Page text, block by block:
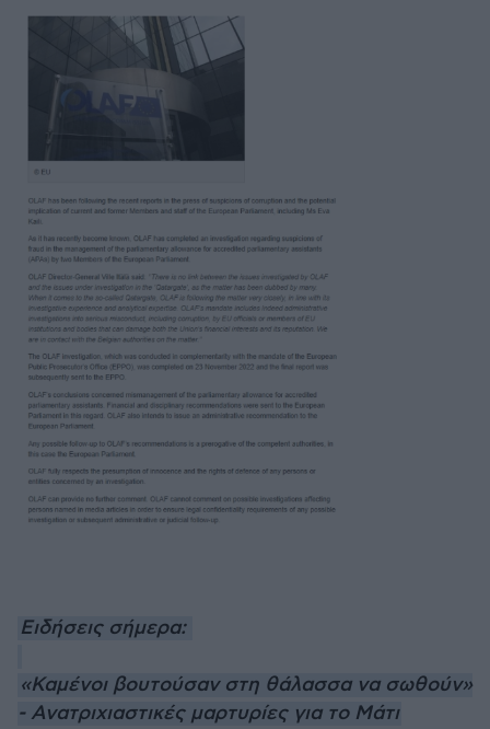
Ειδήσεις σήμερα:
«Καμένοι βουτούσαν στη θάλασσα να σωθούν»
- Ανατριχιαστικές μαρτυρίες για το Μάτι